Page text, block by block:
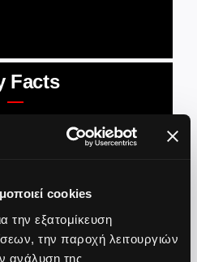
cookies
την εξατομίκευση
την παροχή λειτουργιών
ανάλυση της
Facts